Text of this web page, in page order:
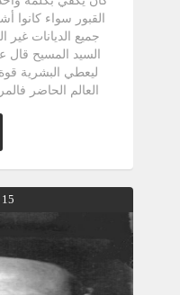
القبور سواء كانوا
السيد المسيح قال
ليعطي البشرية
العالم الحاضر
والمنتصرة على
بالقيامة الأولى
بطرس الذي سجن
الأولى التي بها
المملوئين من
والأبواب مغلقة
بشجاعة وفرح هذه
15 فبراير 2025